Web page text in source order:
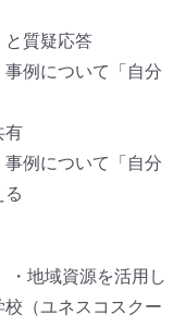
質疑応答
例について「自分
有
例について「自分
る
地域資源を活用し
（ユネスコスクー